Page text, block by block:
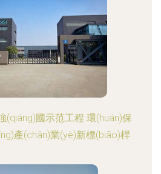
(qiáng)國示范工程 環(huán)保
產(chǎn)業(yè)新標(biāo)桿